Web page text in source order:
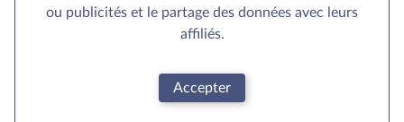
ou publicités et le partage des données avec leurs
affiliés.
Accepter